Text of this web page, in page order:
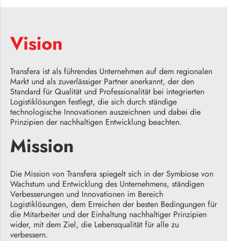
Vision
Transfera ist als führendes Unternehmen auf dem regionalen
Markt und als zuverlässiger Partner anerkannt, der den
Standard für Qualität und Professionalität bei integrierten
Logistiklösungen festlegt, die sich durch ständige
technologische Innovationen auszeichnen und dabei die
Prinzipien der nachhaltigen Entwicklung beachten.
Mission
Die Mission von Transfera spiegelt sich in der Symbiose von
Wachstum und Entwicklung des Unternehmens, ständigen
Verbesserungen und Innovationen im Bereich
Logistiklösungen, dem Erreichen der besten Bedingungen für
die Mitarbeiter und der Einhaltung nachhaltiger Prinzipien
wider, mit dem Ziel, die Lebensqualität für alle zu
verbessern.